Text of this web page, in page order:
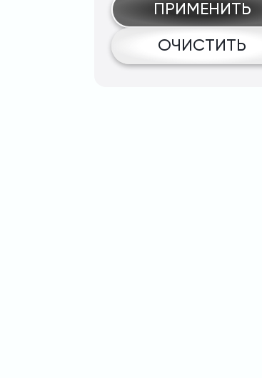
ПРИМЕНИТЬ
ОЧИСТИТЬ